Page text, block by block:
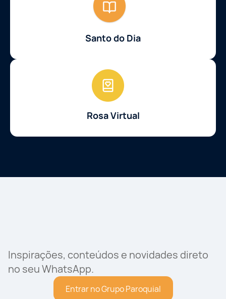
Santo do Dia
Rosa Virtual
Inspirações, conteúdos e novidades direto
no seu WhatsApp.
Entrar no Grupo Paroquial